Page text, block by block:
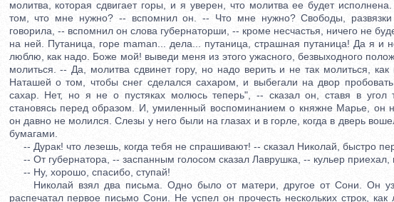
молитва, которая сдвигает горы, и я уверен, что молитва ее будет
том, что мне нужно? -- вспомнил он. -- Что мне нужно? Свободы,
говорила, -- вспомнил он слова губернаторши, -- кроме несчастья, ничего не
на ней. Путаница, горе maman... дела... путаница, страшная путаница! Да я и
люблю, как надо. Боже мой! выведи меня из этого ужасного, безвыходного
молиться. -- Да, молитва сдвинет гору, но надо верить и не так молиться,
Наташей о том, чтобы снег сделался сахаром, и выбегали на двор
сахар. Нет, но я не о пустяках молюсь теперь", -- сказал он, ставя в угол
становясь перед образом. И, умиленный воспоминанием о княжне Марье, он
он давно не молился. Слезы у него были на глазах и в горле, когда в дверь
бумагами.
-- Дурак! что лезешь, когда тебя не спрашивают! -- сказал Николай, быстро
-- От губернатора, -- заспанным голосом сказал Лаврушка, -- кульер приехал,
-- Ну, хорошо, спасибо, ступай!
Николай взял два письма. Одно было от матери, другое от Сони. Он
распечатал первое письмо Сони. Не успел он прочесть нескольких строк,